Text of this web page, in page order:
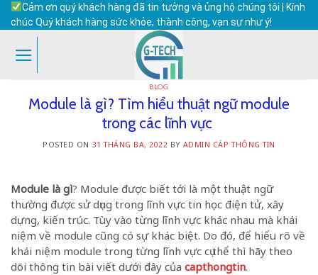
Skip
content
Cảm ơn quý khách hàng đã tin tưởng và ủng hộ chúng tôi | Kính
chúc Quý khách hàng sức khỏe, thành công, vạn sự như ý!
BLOG
Module là gì? Tìm hiểu thuật ngữ module
trong các lĩnh vực
POSTED ON 31 THÁNG BA, 2022 BY ADMIN CÁP THÔNG TIN
Module là gì? Module được biết tới là một thuật ngữ
thường được sử dụng trong lĩnh vực tin học điện tử, xây
dựng, kiến trúc. Tùy vào từng lĩnh vực khác nhau mà khái
niệm về module cũng có sự khác biệt. Do đó, để hiểu rõ về
khái niệm module trong từng lĩnh vực cụ thể thì hãy theo
dõi thông tin bài viết dưới đây của capthongtin.